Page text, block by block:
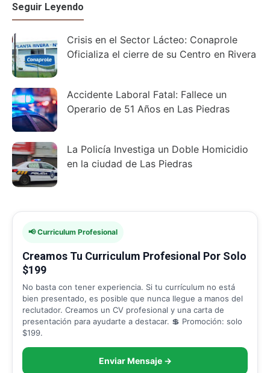
Seguir Leyendo
Crisis en el Sector Lácteo: Conaprole
Oficializa el cierre de su Centro en Rivera
Accidente Laboral Fatal: Fallece un
Operario de 51 Años en Las Piedras
La Policía Investiga un Doble Homicidio
en la ciudad de Las Piedras
📢 Curriculum Profesional
Creamos Tu Curriculum Profesional Por Solo
$199
No basta con tener experiencia. Si tu currículum no está
bien presentado, es posible que nunca llegue a manos del
reclutador. Creamos un CV profesional y una carta de
presentación para ayudarte a destacar. 💲 Promoción: solo
$199.
Enviar Mensaje →